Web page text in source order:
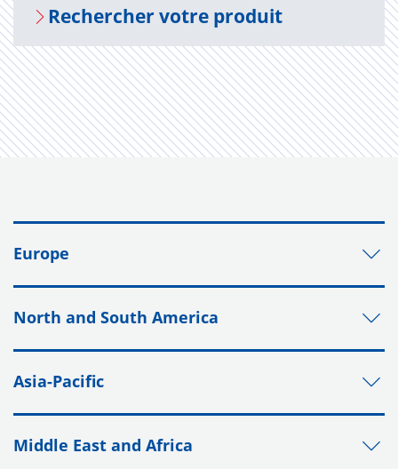
Recher­cher votre pro­duit
Europe
North and South America
Asia-Pacific
Middle East and Africa